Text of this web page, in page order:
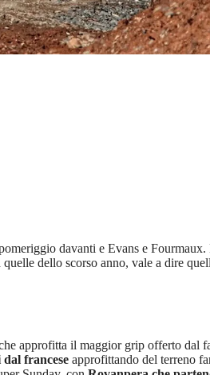
davanti e Evans e
dello scorso anno, vale a dire
approfitta il maggior grip offerto dal
francese approfittando del terreno